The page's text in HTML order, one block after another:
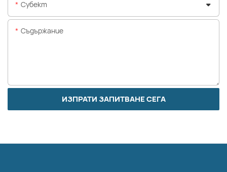
Субект
Съдържание
ИЗПРАТИ ЗАПИТВАНЕ СЕГА